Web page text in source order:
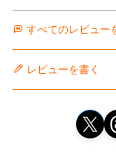
すべてのレビュー
レビューを書く